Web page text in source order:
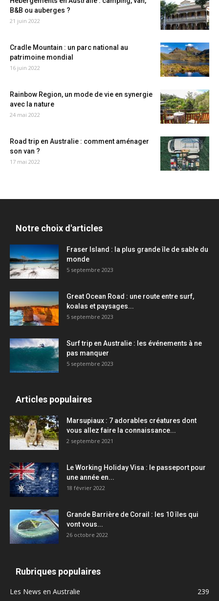
B&B ou auberges ?
21 juin 2022
Cradle Mountain : un parc national au
patrimoine mondial
16 juin 2022
Rainbow Region, un mode de vie en synergie
avec la nature
24 mai 2022
Road trip en Australie : comment aménager
son van ?
17 mai 2022
Notre choix d'articles
Fraser Island : la plus grande île de sable du
monde
5 septembre 2023
Great Ocean Road : une route entre surf,
koalas et paysages...
5 septembre 2023
Surf trip en Australie : les événements à ne
pas manquer
5 septembre 2023
Articles populaires
Marsupiaux : 7 adorables créatures dont
vous allez faire la connaissance...
2 septembre 2021
Le Working Holiday Visa : le passeport pour
une année en...
18 février 2022
Grande Barrière de Corail : les 10 îles qui
vont vous...
26 octobre 2022
Rubriques populaires
Les News en Australie
239